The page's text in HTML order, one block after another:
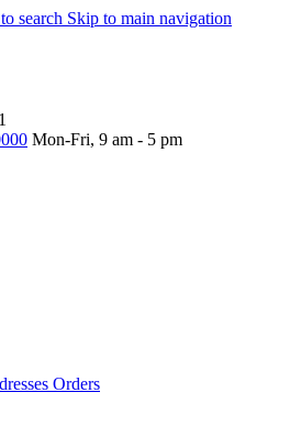
search Skip to main navigation
Mon-Fri, 9 am - 5 pm
Orders